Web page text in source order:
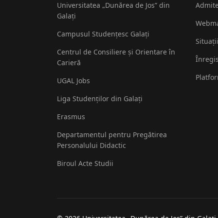
Universitatea „Dunărea de Jos” din
Galați
Campusul Studențesc Galați
Centrul de Consiliere și Orientare în
Carieră
UGAL Jobs
Liga Studenților din Galați
Erasmus
Departamentul pentru Pregătirea
Personalului Didactic
Biroul Acte Studii